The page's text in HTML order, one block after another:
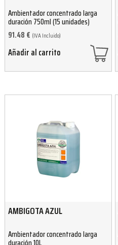
Ambientador concentrado larga
duración 750ml (15 unidades)
91.48 € (IVA Incluido)
Añadir al carrito
AMBIGOTA AZUL
Ambientador concentrado larga